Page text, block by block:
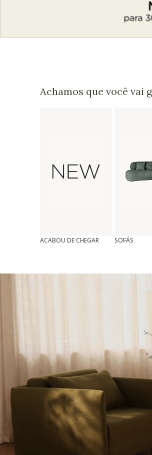
Achamos que você vai
ACABOU DE CHEGAR SOFÁS